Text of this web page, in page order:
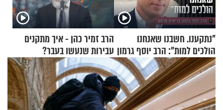
"נתקענו. חשבנו שאנחנו
הולכים למות": הרב יוסף גרמון
בריאיון מרתק
הרב זמיר כהן - איך מתקנים
עבירות שנעשו בעבר?